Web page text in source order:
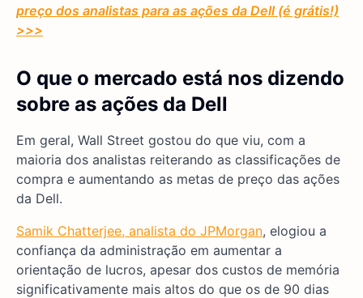
preço dos analistas para as ações da Dell (é grátis!)
>>>
O que o mercado está nos dizendo
sobre as ações da Dell
Em geral, Wall Street gostou do que viu, com a
maioria dos analistas reiterando as classificações de
compra e aumentando as metas de preço das ações
da Dell.
Samik Chatterjee, analista do JPMorgan, elogiou a
confiança da administração em aumentar a
orientação de lucros, apesar dos custos de memória
significativamente mais altos do que os de 90 dias